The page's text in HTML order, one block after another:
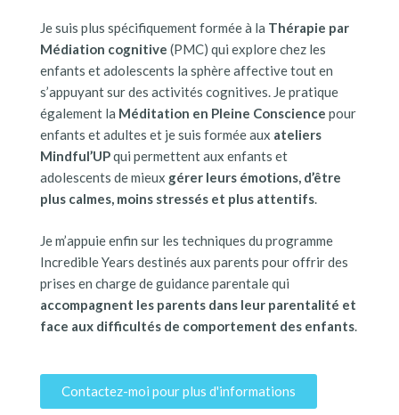
Je suis plus spécifiquement formée à la Thérapie par
Médiation cognitive (PMC) qui explore chez les
enfants et adolescents la sphère affective tout en
s’appuyant sur des activités cognitives. Je pratique
également la Méditation en Pleine Conscience pour
enfants et adultes et je suis formée aux ateliers
Mindful’UPqui permettent aux enfants et
adolescents de mieux gérer leurs émotions, d’être
plus calmes, moins stressés et plus attentifs.
Je m’appuie enfin sur les techniques du programme
Incredible Years destinés aux parents pour offrir des
prises en charge de guidance parentale qui
accompagnent les parents dans leur parentalité et
face aux difficultés de comportement des enfants
Contactez-moi pour plus d'informations